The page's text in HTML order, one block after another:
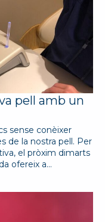
pell amb un
sense conèixer
de la nostra pell. Per
el pròxim dimarts
ofereix a…